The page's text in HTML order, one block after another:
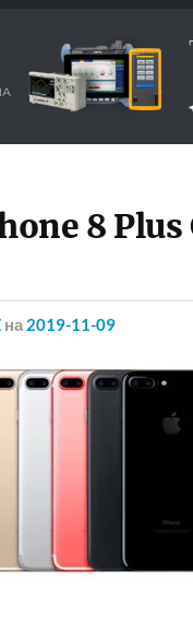
8 Plus
на 2019-11-09